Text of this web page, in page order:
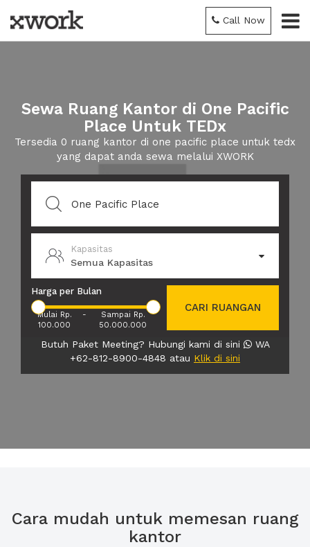
Call Now
Sewa Ruang Kantor di One Pacific
Place Untuk TEDx
Tersedia 0 ruang kantor di one pacific place untuk tedx
yang dapat anda sewa melalui XWORK
Kapasitas
Semua Kapasitas
Harga per Bulan
Mulai Rp.
100.000
-
Sampai Rp.
50.000.000
CARI RUANGAN
Butuh Paket Meeting? Hubungi kami di sini
WA
+62-812-8900-4848 atau Klik di sini
Cara mudah untuk memesan ruang
kantor